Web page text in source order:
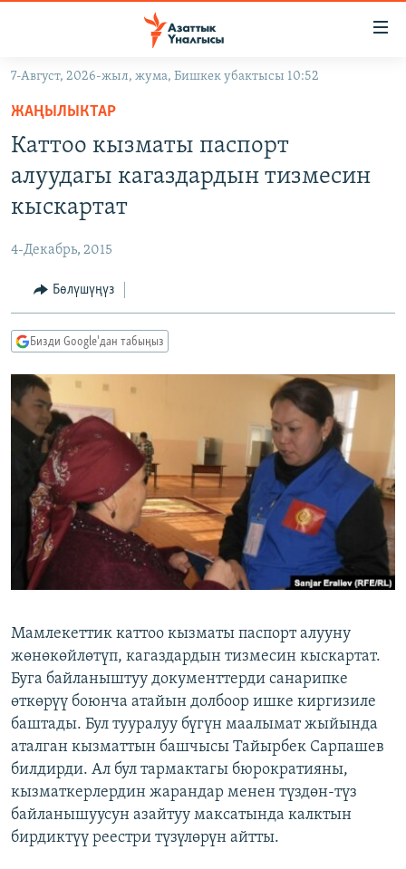
Навигацияга
өтүңүз
Издөөгө
салыңыз
МАДАНИЯТ
УКРАИНА
ТВ ПРОГРАММАЛАР
БҮГҮН АЗАТТЫКТА
ДАНИСТЕ
ЭЖЕ-СИҢДИЛЕР
АЗАТТЫК+
ЫҢГАЙСЫЗ СУРООЛОР
ПОДКАСТ
Русский
ОНЛАЙН ШЕРИНЕ
ЭЕ/АРнун бардык сайттары
7-Август, 2026-жыл, жума, Бишкек убактысы 10:52
ЖАҢЫЛЫКТАР
Каттоо кызматы паспорт
алуудагы кагаздардын тизмесин
кыскартат
4-Декабрь, 2015
Бөлүшүңүз
Бизди Google'дан табыңыз
Мамлекеттик каттоo кызматы паспорт алууну
жөнөкөйлөтүп, кагаздардын тизмесин кыскартат.
Буга байланыштуу документтерди санарипке
өткөрүү боюнча атайын долбоор ишке киргизиле
баштады. Бул тууралуу бүгүн маалымат жыйында
аталган кызматтын башчысы Тайырбек Сарпашев
билдирди. Ал бул тармактагы бюрократияны,
кызматкерлердин жарандар менен түздөн-түз
байланышуусун азайтуу максатында калктын
бирдиктүү реестри түзүлөрүн айтты.